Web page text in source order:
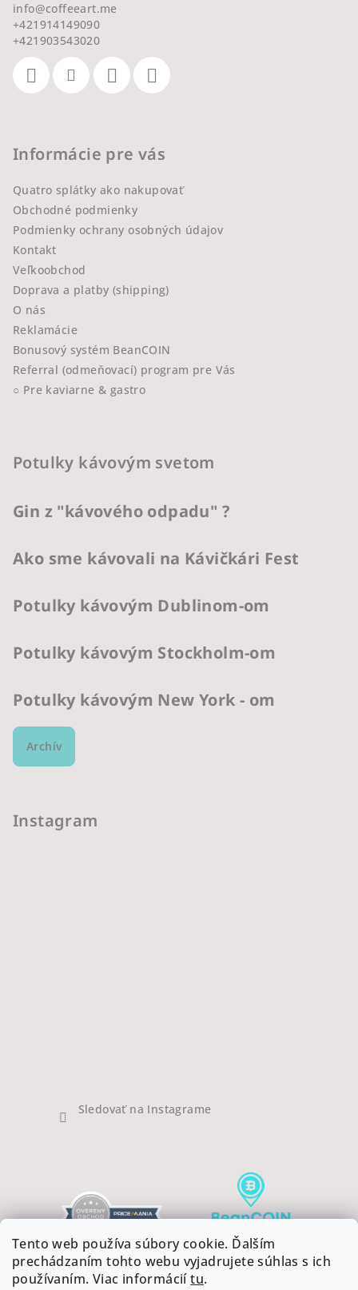
Tento web používa súbory cookie. Ďalším
prechádzaním tohto webu vyjadrujete súhlas s ich
používaním. Viac informáciítu.
info@coffeeart.me
+421914149090
+421903543020
Informácie pre vás
Quatro splátky ako nakupovať
Obchodné podmienky
Podmienky ochrany osobných údajov
Kontakt
Veľkoobchod
Doprava a platby (shipping)
O nás
Reklamácie
Bonusový systém BeanCOIN
Referral (odmeňovací) program pre Vás
○ Pre kaviarne & gastro
Potulky kávovým svetom
Gin z "kávového odpadu" ?
Ako sme kávovali na Kávičkári Fest
Potulky kávovým Dublinom-om
Potulky kávovým Stockholm-om
Potulky kávovým New York - om
Archív
Instagram
Sledovať na Instagrame